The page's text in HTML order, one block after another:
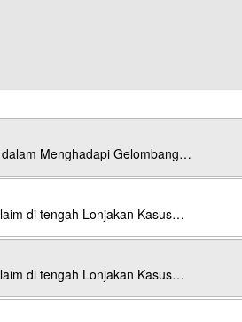
dalam Menghadapi Gelombang…
di tengah Lonjakan Kasus…
di tengah Lonjakan Kasus…